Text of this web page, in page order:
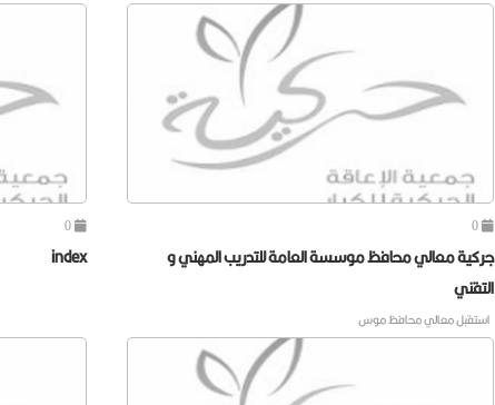
0
جركية معالي محافظ موسسة العامة للتدريب المهني و
التقني
استقبل معالي محافظ موس
0
index